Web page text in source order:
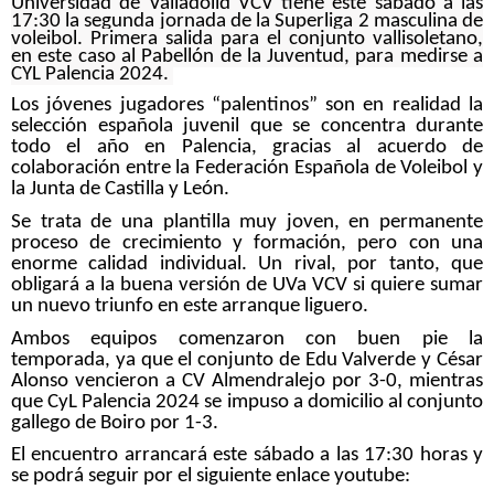
17:30 la segunda jornada de la Superliga 2 masculina de
voleibol. Primera salida para el conjunto vallisoletano,
en este caso al Pabellón de la Juventud, para medirse a
CYL Palencia 2024.
Los jóvenes jugadores “palentinos” son en realidad la
selección española juvenil que se concentra durante
todo el año en Palencia, gracias al acuerdo de
colaboración entre la Federación Española de Voleibol y
la Junta de Castilla y León.
Se trata de una plantilla muy joven, en permanente
proceso de crecimiento y formación, pero con una
enorme calidad individual. Un rival, por tanto, que
obligará a la buena versión de UVa VCV si quiere sumar
un nuevo triunfo en este arranque liguero.
Ambos equipos comenzaron con buen pie la
temporada, ya que el conjunto de Edu Valverde y César
Alonso vencieron a CV Almendralejo por 3-0, mientras
que CyL Palencia 2024 se impuso a domicilio al conjunto
gallego de Boiro por 1-3.
El encuentro arrancará este sábado a las 17:30 horas y
se podrá seguir por el siguiente enlace youtube: